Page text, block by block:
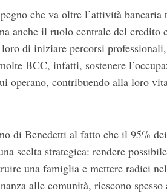
che va oltre l’attività bancaria
anche il ruolo centrale del credito
di iniziare percorsi
BCC, infatti, sostenere
operano, contribuendo alla loro
di Benedetti al fatto che il 95%
scelta strategica: rendere
una famiglia e mettere radici
alle comunità, riescono spesso